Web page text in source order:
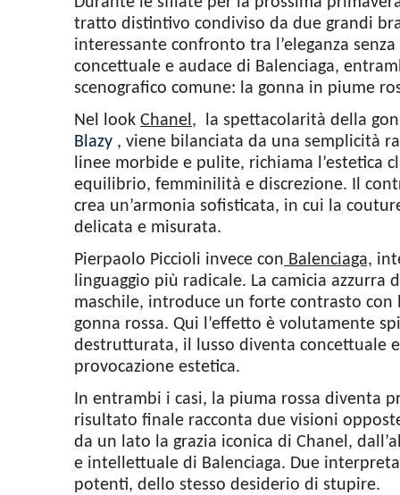
tratto distintivo condiviso da due grandi
interessante confronto tra l’eleganza
concettuale e audace di Balenciaga,
scenografico comune: la gonna in piume
Nel look Chanel ,
la spettacolarità della
Blazy , viene bilanciata da una semplicità
linee morbide e pulite, richiama l’estetica
equilibrio, femminilità e discrezione. Il
crea un’armonia sofisticata, in cui la
delicata e misurata.
Pierpaolo Piccioli invece con Balenciaga,
linguaggio più radicale. La camicia azzurra
maschile, introduce un forte contrasto con
gonna rossa. Qui l’effetto è volutamente
destrutturata, il lusso diventa concettuale
provocazione estetica.
In entrambi i casi, la piuma rossa diventa
risultato finale racconta due visioni
da un lato la grazia iconica di Chanel,
e intellettuale di Balenciaga. Due
potenti, dello stesso desiderio di stupire.